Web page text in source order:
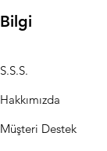
Bilgi
S.S.S.
Hakkımızda
Müşteri Destek